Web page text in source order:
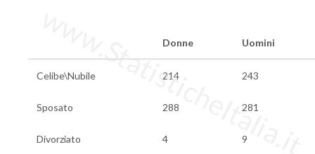
Donne Uomini
Celibe\Nubile 214 243
Sposato 288 281
Divorziato 4 9
www.StatisticheItalia.it